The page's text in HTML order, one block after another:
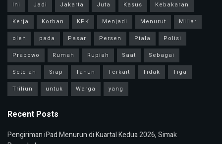
Ini
Jadi Jakarta Juta Kasus
Kebakaran
Kerja
Korban KPK Menjadi Menurut
Miliar
oleh
pada Pasar Persen Piala
Polisi
Prabowo
Rumah Rupiah Saat
Sebagai
Setelah
Siap Tahun Terkait Tidak
Tiga
Triliun
untuk Warga yang
Recent Posts
Pengiriman iPad Menurun di Kuartal Kedua 2026, Simak